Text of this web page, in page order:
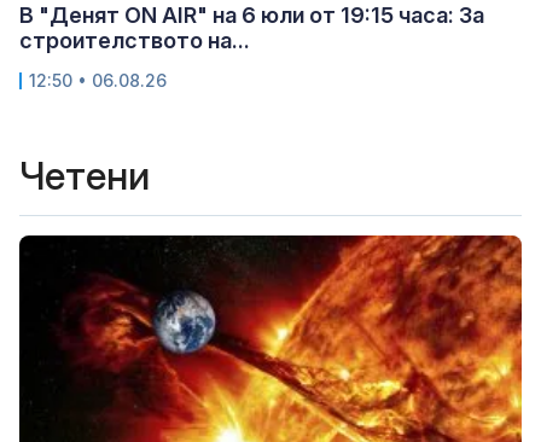
В "Денят ON AIR" на 6 юли от 19:15 часа: За
строителството на...
12:50 • 06.08.26
Четени